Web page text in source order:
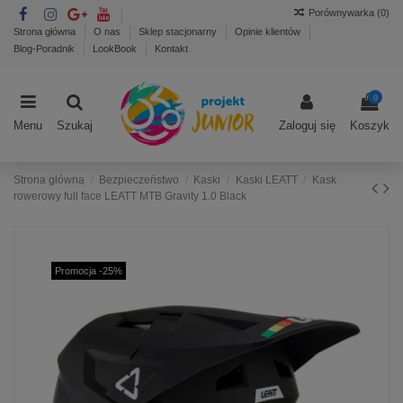
Strona główna O nas Sklep stacjonarny
Opinie klientów
Blog-Poradnik
LookBook Kontakt
Porównywarka (0)
Menu Szukaj Zaloguj się
0
Koszyk
Strona główna Bezpieczeństwo Kaski Kaski LEATT
Kask
rowerowy full face LEATT MTB Gravity 1.0 Black
Promocja -25%